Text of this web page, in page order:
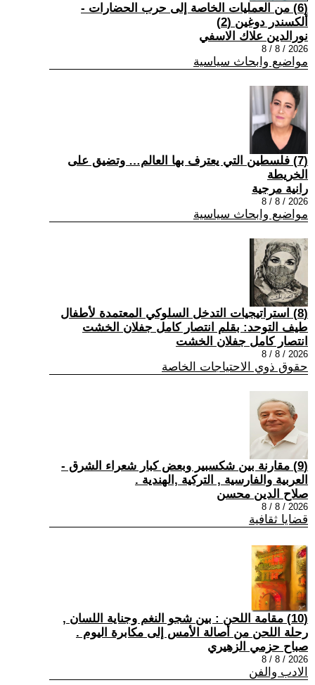
(6) من العمليات الخاصة إلى حرب الحضارات -
ألكسندر دوغين (2)
نورالدين علاك الاسفي
2026 / 8 / 8
مواضيع وابحاث سياسية
(7) فلسطين التي يعترف بها العالم… وتضيق على
الخريطة
رانية مرجية
2026 / 8 / 8
مواضيع وابحاث سياسية
(8) استراتيجيات التدخل السلوكي المعتمدة لأطفال
طيف التوحد: بقلم انتصار كامل جفلان الخشت
انتصار كامل جفلان الخشت
2026 / 8 / 8
حقوق ذوي الاحتياجات الخاصة
(9) مقارنة بين شكسبير وبعض كبار شعراء الشرق -
العربية والفارسية , التركية ,الهندية .
صلاح الدين محسن
2026 / 8 / 8
قضايا ثقافية
(10) مقامة اللحن : بين شجو النغم وجناية اللسان ,
رحلة اللحن من أصالة الأمس إلى مكابرة اليوم .
صباح حزمي الزهيري
2026 / 8 / 8
الادب والفن